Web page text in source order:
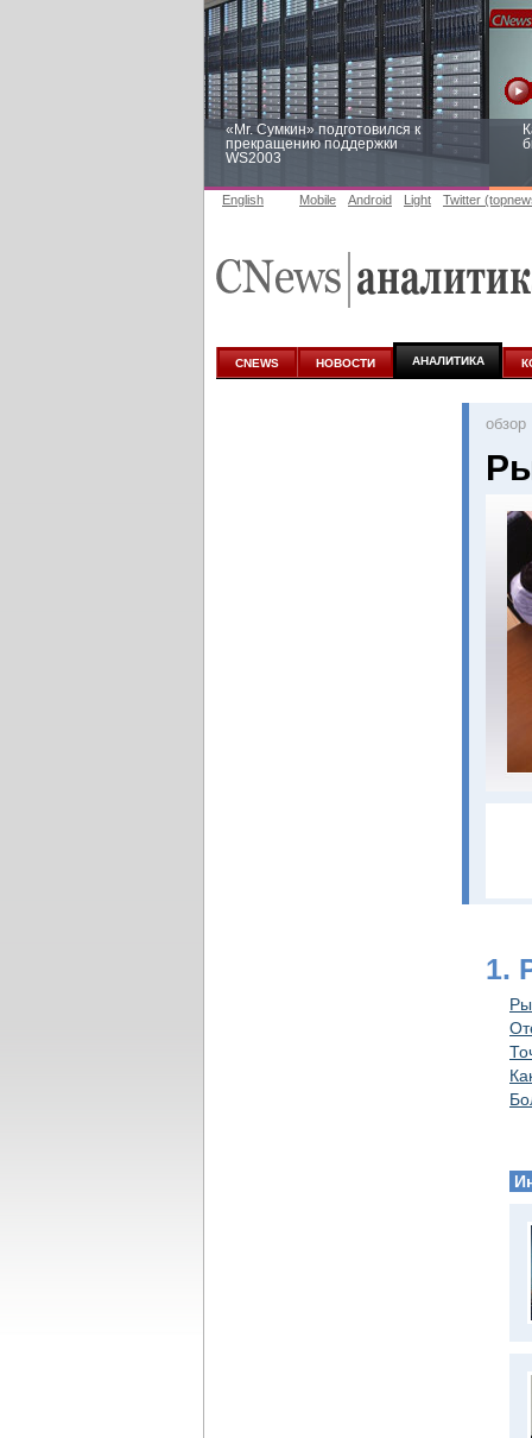
«Mr. Сумкин» подготовился к
прекращению поддержки
WS2003
аналитике
English Mobile Android Light Twitter
CNEWS НОВОСТИ АНАЛИТИКА
oбзор
1.